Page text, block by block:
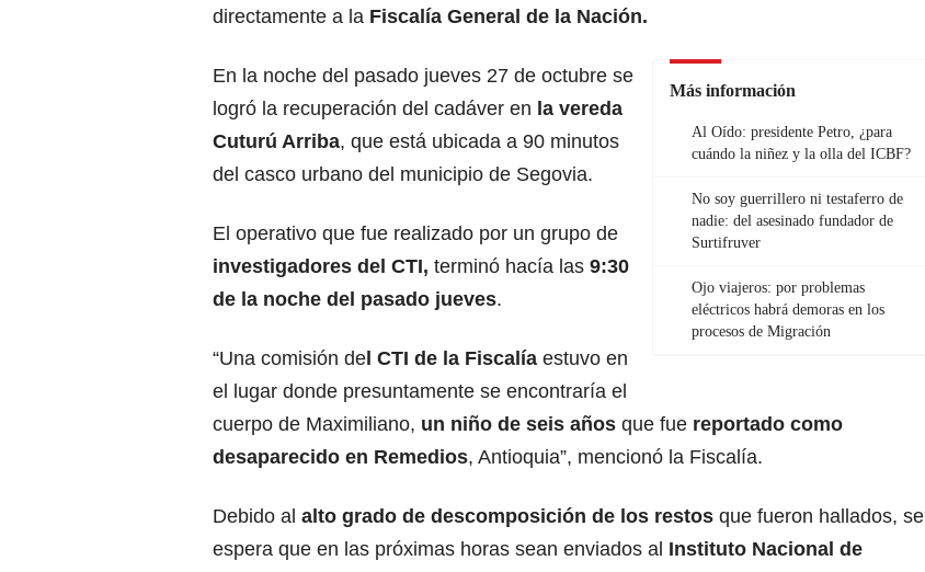
directamente a la Fiscalía General de la Nación.
Más información
Al Oído: presidente Petro, ¿para
cuándo la niñez y la olla del ICBF?
No soy guerrillero ni testaferro de
nadie: del asesinado fundador de
Surtifruver
Ojo viajeros: por problemas
eléctricos habrá demoras en los
procesos de Migración
En la noche del pasado jueves 27 de octubre se
logró la recuperación del cadáver en la vereda
Cuturú Arriba, que está ubicada a 90 minutos
del casco urbano del municipio de Segovia.
El operativo que fue realizado por un grupo de
investigadores del CTI, terminó hacía las 9:30
de la noche del pasado jueves.
“Una comisión de l CTI de la Fiscalía estuvo en
el lugar donde presuntamente se encontraría el
cuerpo de Maximiliano, un niño de seis años que fue reportado como
desaparecido en Remedios, Antioquia”, mencionó la Fiscalía.
Debido al alto grado de descomposición de los restos que fueron hallados, se
espera que en las próximas horas sean enviados al Instituto Nacional de